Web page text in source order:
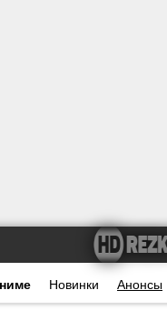
Новинки Анонсы